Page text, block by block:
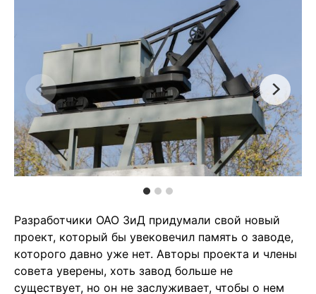
Разработчики ОАО ЗиД придумали свой новый
проект, который бы увековечил память о заводе,
которого давно уже нет. Авторы проекта и члены
совета уверены, хоть завод больше не
существует, но он не заслуживает, чтобы о нем